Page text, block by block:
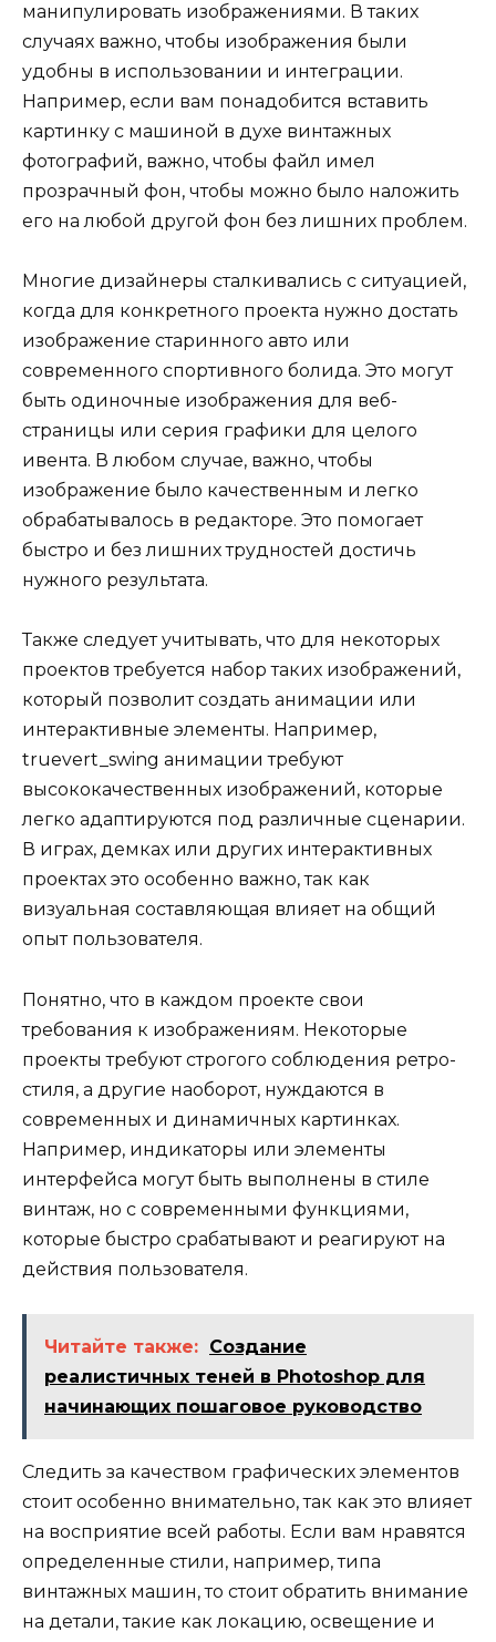
манипулировать изображениями. В таких
случаях важно, чтобы изображения были
удобны в использовании и интеграции.
Например, если вам понадобится вставить
картинку с машиной в духе винтажных
фотографий, важно, чтобы файл имел
прозрачный фон, чтобы можно было наложить
его на любой другой фон без лишних проблем.
Многие дизайнеры сталкивались с ситуацией,
когда для конкретного проекта нужно достать
изображение старинного авто или
современного спортивного болида. Это могут
быть одиночные изображения для веб-
страницы или серия графики для целого
ивента. В любом случае, важно, чтобы
изображение было качественным и легко
обрабатывалось в редакторе. Это помогает
быстро и без лишних трудностей достичь
нужного результата.
Также следует учитывать, что для некоторых
проектов требуется набор таких изображений,
который позволит создать анимации или
интерактивные элементы. Например,
truevert_swing анимации требуют
высококачественных изображений, которые
легко адаптируются под различные сценарии.
В играх, демках или других интерактивных
проектах это особенно важно, так как
визуальная составляющая влияет на общий
опыт пользователя.
Понятно, что в каждом проекте свои
требования к изображениям. Некоторые
проекты требуют строгого соблюдения ретро-
стиля, а другие наоборот, нуждаются в
современных и динамичных картинках.
Например, индикаторы или элементы
интерфейса могут быть выполнены в стиле
винтаж, но с современными функциями,
которые быстро срабатывают и реагируют на
действия пользователя.
Читайте также: Создание
реалистичных теней в Photoshop для
начинающих пошаговое руководство
Следить за качеством графических элементов
стоит особенно внимательно, так как это влияет
на восприятие всей работы. Если вам нравятся
определенные стили, например, типа
винтажных машин, то стоит обратить внимание
на детали, такие как локацию, освещение и